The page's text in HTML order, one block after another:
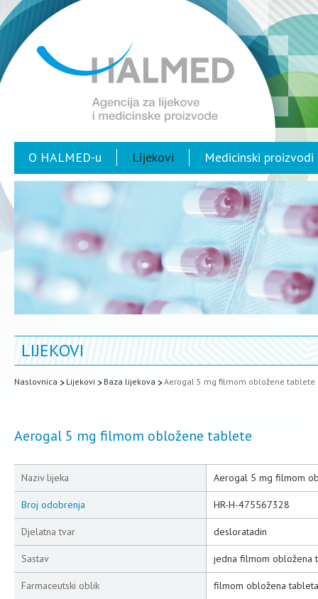
O HALMED-u Lijekovi Medicinski proizvodi
LIJEKOVI
Naslovnica Lijekovi Baza lijekova Aerogal 5 mg filmom obložene tablete
Aerogal 5 mg filmom obložene tablete
Naziv lijeka Aerogal 5 mg filmom
Broj odobrenja HR-H-475567328
Djelatna tvar desloratadin
Sastav jedna filmom obložena
Farmaceutski oblik filmom obložena tableta